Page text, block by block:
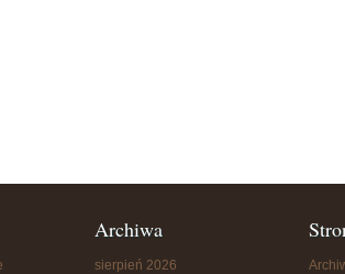
Archiwa
sierpień 2026